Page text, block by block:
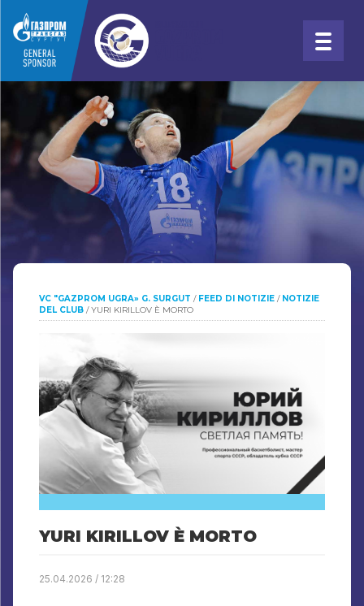
VC "GAZPROM UGRA» G. SURGUT / FEED DI NOTIZIE / NOTIZIE
DEL CLUB /YURI KIRILLOV È MORTO
YURI KIRILLOV È MORTO
25.04.2026 / 12:28